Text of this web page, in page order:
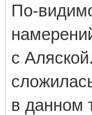
По-
с
в данном